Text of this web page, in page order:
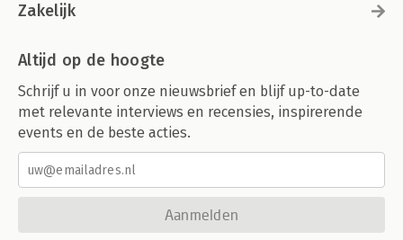
Zakelijk
Altijd op de hoogte
Schrijf u in voor onze nieuwsbrief en blijf up-to-date
met relevante interviews en recensies, inspirerende
events en de beste acties.
Aanmelden